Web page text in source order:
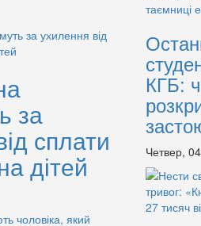
за
сплати
дітей
КГБ:
Четвер,